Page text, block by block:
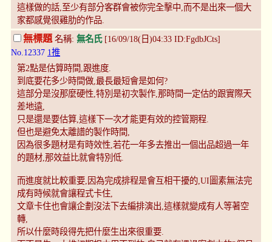
這樣做的話,至少有部分客群會被你完全擊中,而不是出來一個大
家都感覺很雞肋的作品.
無標題 名稱: 無名氏[16/09/18(日)04:33 ID:FgdbJCts]
No.12337 1推
第2點是估算時間,跟進度.
到底要花多少時間做,最長最短會是如何?
這部分是沒那麼硬性,特別是初次製作,那時間一定估的跟實際天
差地遠,
只是還是要估算,這樣下一次才能更有效的控管期程.
但也是避免太離譜的製作時間,
因為很多題材是有時效性,若花一年多去推出一個出品超過一年
的題材,那效益比就會特別低.
而進度就比較重要,因為完成排程是會互相干擾的,UI圖素無法完
成有時候就會讓程式卡住,
文章卡住也會讓企劃沒法下去編排演出,這樣就變成有人等著空
轉,
所以什麼時段得先把什麼生出來很重要.